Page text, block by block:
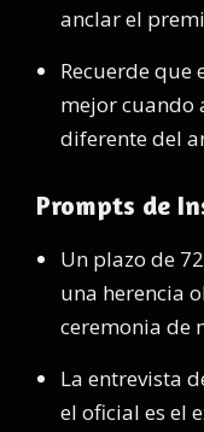
anclar el
Recuerde que
mejor cuando
diferente del
Prompts de
Un plazo de
una herencia
ceremonia de
La entrevista
el oficial es el